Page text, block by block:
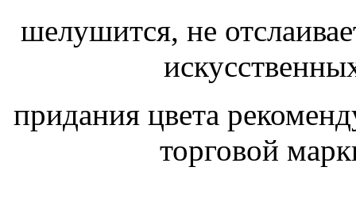
шелушится, не
придания цвета
торговой